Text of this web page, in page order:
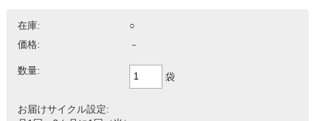
在庫:
○
価格:
－
数量:
袋
お届けサイクル設定: